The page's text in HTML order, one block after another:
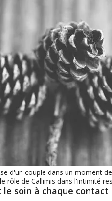
d'un couple dans un moment
rôle de Callimis dans l'intimité
soin à chaque contact